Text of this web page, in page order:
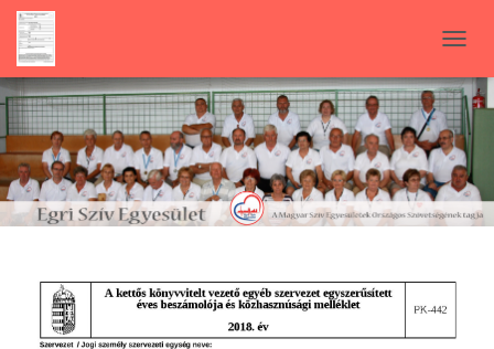
A
V
I
G
Á
C
I
Ó
-